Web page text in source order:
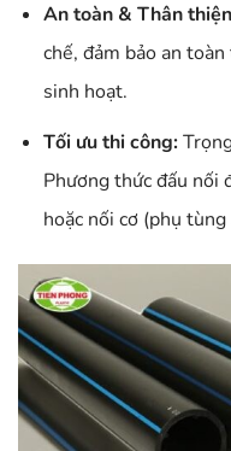
An toàn & Thân
chế, đảm bảo an
sinh hoạt.
Tối ưu thi công:
Phương thức đấu nối
hoặc nối cơ (phụ